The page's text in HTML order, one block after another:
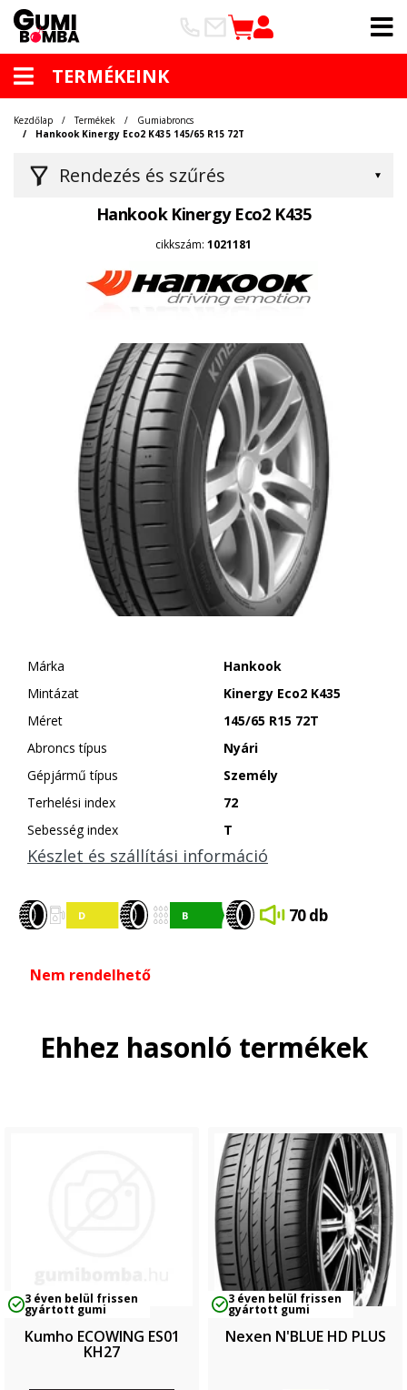
TERMÉKEINK
Rendezés és szűrés
Kezdőlap Termékek
Gumiabroncs
Hankook Kinergy Eco2 K435 145/65 R15 72T
Hankook Kinergy Eco2 K435
cikkszám: 1021181
Márka
Hankook
Mintázat
Kinergy Eco2 K435
Méret
145/65 R15 72T
Abroncs típus
Nyári
Gépjármű típus
Személy
Terhelési index
72
Sebesség index
T
Készlet és szállítási információ
70 db
Nem rendelhető
Ehhez hasonló termékek
3 éven belül frissen
gyártott gumi
Kumho ECOWING ES01
KH27
3 éven belül frissen
gyártott gumi
Nexen N'BLUE HD PLUS